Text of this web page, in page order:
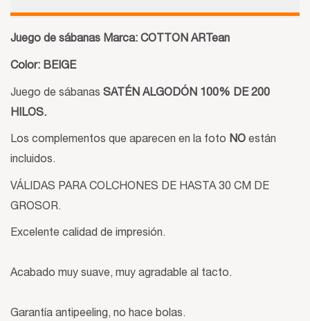
Juego de sábanas Marca: COTTON ARTean
Color: BEIGE
Juego de sábanas SATÉN ALGODÓN 100% DE 200
HILOS.
Los complementos que aparecen en la foto NO están
incluidos.
VÁLIDAS PARA COLCHONES DE HASTA 30 CM DE
GROSOR.
Excelente calidad de impresión.
Acabado muy suave, muy agradable al tacto.
Garantía antipeeling, no hace bolas.